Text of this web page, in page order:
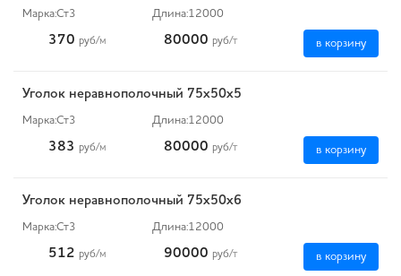
Марка:Ст3 Длина:12000
370 руб/м 80000 руб/т в корзину
Уголок неравнополочный 75х50х5
Марка:Ст3 Длина:12000
383 руб/м 80000 руб/т в корзину
Уголок неравнополочный 75х50х6
Марка:Ст3 Длина:12000
512 руб/м 90000 руб/т в корзину